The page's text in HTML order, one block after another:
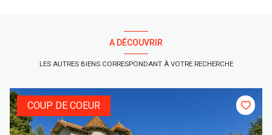
A DÉCOUVRIR
LES AUTRES BIENS CORRESPONDANT À VOTRE RECHERCHE
COUP DE COEUR